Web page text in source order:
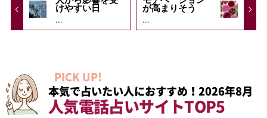
けやすい日
...
が高まりそう
...
PICK UP!
本気で占いたい人におすすめ！2026年8月
人気電話占いサイトTOP5